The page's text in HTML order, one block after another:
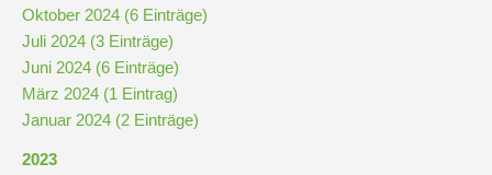
und
Formulare
Infos
Oktober 2024 (6 Einträge)
Juli 2024 (3 Einträge)
Juni 2024 (6 Einträge)
März 2024 (1 Eintrag)
Januar 2024 (2 Einträge)
2023